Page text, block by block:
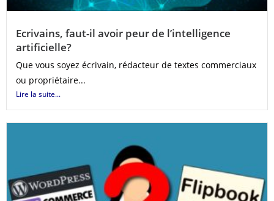
Ecrivains, faut-il avoir peur de l’intelligence
artificielle?
Que vous soyez écrivain, rédacteur de textes commerciaux
ou propriétaire...
Lire la suite...